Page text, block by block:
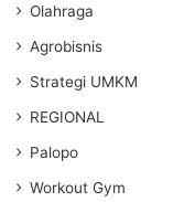
Olahraga
Agrobisnis
Strategi UMKM
REGIONAL
Palopo
Workout Gym